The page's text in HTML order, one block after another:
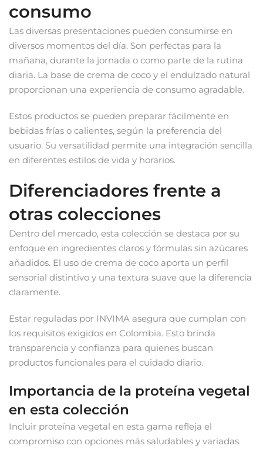
consumo
Las diversas presentaciones pueden consumirse en
diversos momentos del día. Son perfectas para la
mañana, durante la jornada o como parte de la rutina
diaria. La base de crema de coco y el endulzado natural
proporcionan una experiencia de consumo agradable.
Estos productos se pueden preparar fácilmente en
bebidas frías o calientes, según la preferencia del
usuario. Su versatilidad permite una integración sencilla
en diferentes estilos de vida y horarios.
Diferenciadores frente a
otras colecciones
Dentro del mercado, esta colección se destaca por su
enfoque en ingredientes claros y fórmulas sin azúcares
añadidos. El uso de crema de coco aporta un perfil
sensorial distintivo y una textura suave que la diferencia
claramente.
Estar reguladas por INVIMA asegura que cumplan con
los requisitos exigidos en Colombia. Esto brinda
transparencia y confianza para quienes buscan
productos funcionales para el cuidado diario.
Importancia de la proteína vegetal
en esta colección
Incluir proteína vegetal en esta gama refleja el
compromiso con opciones más saludables y variadas.